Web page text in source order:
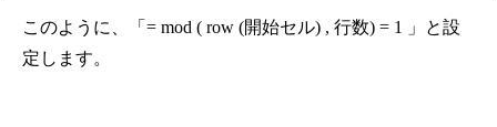
このように、「= mod ( row (開始セル) , 行数) = 1 」と設
定します。